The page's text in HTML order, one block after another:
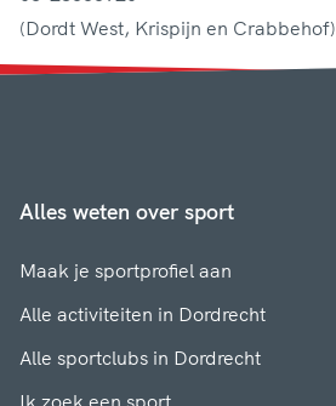
(Dordt West, Krispijn en Crabbehof)
Alles weten over sport
Maak je sportprofiel aan
Alle activiteiten in Dordrecht
Alle sportclubs in Dordrecht